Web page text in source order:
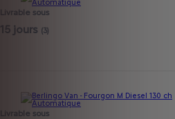
Livrable sous
15 jours (3)
Livrable sous